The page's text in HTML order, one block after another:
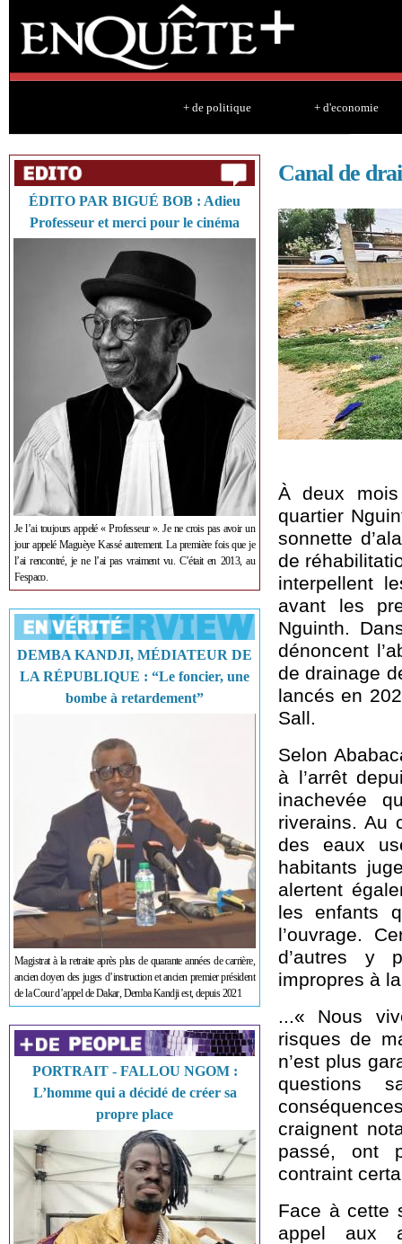
+ de politique + d'economie
ÉDITO PAR BIGUÉ BOB : Adieu
Professeur et merci pour le cinéma
Je l’ai toujours appelé « Professeur ». Je ne crois pas avoir un
jour appelé Maguèye Kassé autrement. La première fois que je
l’ai rencontré, je ne l’ai pas vraiment vu. C’était en 2013, au
Fespaco.
DEMBA KANDJI, MÉDIATEUR DE
LA RÉPUBLIQUE : “Le foncier, une
bombe à retardement”
Magistrat à la retraite après plus de quarante années de carrière,
ancien doyen des juges d’instruction et ancien premier président
de la Cour d’appel de Dakar, Demba Kandji est, depuis 2021
PORTRAIT - FALLOU NGOM :
L’homme qui a décidé de créer sa
propre place
Canal de
À deux
quartier
sonnette
de
interpellent
avant les
Nguinth.
dénoncent
de drainage
lancés en
Sall.
Selon
à l’arrêt
inachevée
riverains. Au
des eaux
habitants
alertent
les enfants
l’ouvrage.
d’autres y
impropres à
...« Nous
risques de
n’est plus
questions
craignent
passé, ont
contraint
Face à cette
appel aux